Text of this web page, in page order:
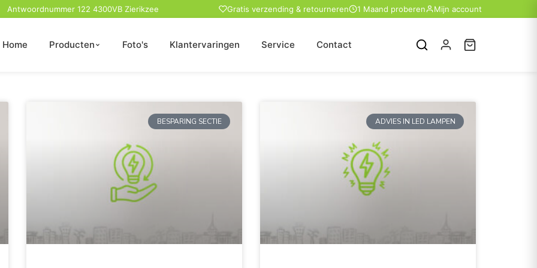
Antwoordnummer 122 4300VB Zierikzee Gratis verzending & retourneren 1 Maand proberen Mijn account
Home Producten Foto's Klantervaringen Service Contact
BESPARING SECTIE ADVIES IN LED LAMPEN